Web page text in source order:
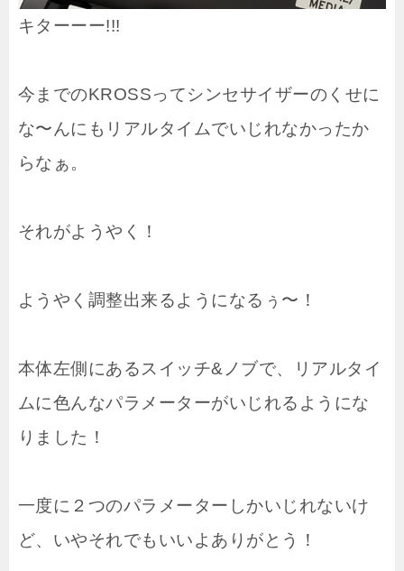
キターーー!!!
今までのKROSSってシンセサイザーのくせに
な〜んにもリアルタイムでいじれなかったか
らなぁ。
それがようやく！
ようやく調整出来るようになるぅ〜！
本体左側にあるスイッチ&ノブで、リアルタイ
ムに色んなパラメーターがいじれるようにな
りました！
一度に２つのパラメーターしかいじれないけ
ど、いやそれでもいいよありがとう！